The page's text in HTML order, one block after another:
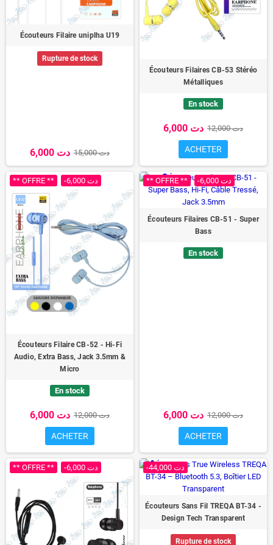
Écouteurs Filaire uniplha U19
Rupture de stock
6,000 دت 15,000 دت
Écouteurs Filaires CB-53 Stéréo
Métalliques
En stock
6,000 دت 12,000 دت
ACHETER
** OFFRE ** -6,000 دت
Écouteurs Filaire CB-52 - Hi-Fi
Audio, Extra Bass, Jack 3.5mm &
Micro
En stock
6,000 دت 12,000 دت
ACHETER
** OFFRE ** -6,000 دت
Écouteurs Filaires CB-51 - Super
Bass
En stock
6,000 دت 12,000 دت
ACHETER
** OFFRE ** -6,000 دت -44,000 دت
Écouteurs Sans Fil TREQA BT-34 -
Design Tech Transparent
Rupture de stock